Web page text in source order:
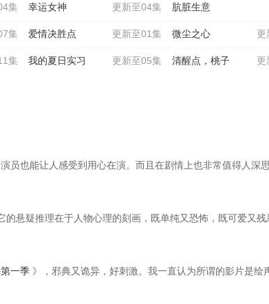
集 更新至04集
幸运女神 肮脏生意
集 更新至01集
爱情决胜点 更
微尘之心
集 更新至05集
我的夏日实习 更
清醒点，桃子
员也能让人感受到用心在演。而且在剧情上也非常值得人深
的悬疑推理在于人物心理的刻画，既单纯又恐怖，既可爱又
一季 》，邪典又诡异，好刺激。我一直认为所谓的影片是绘